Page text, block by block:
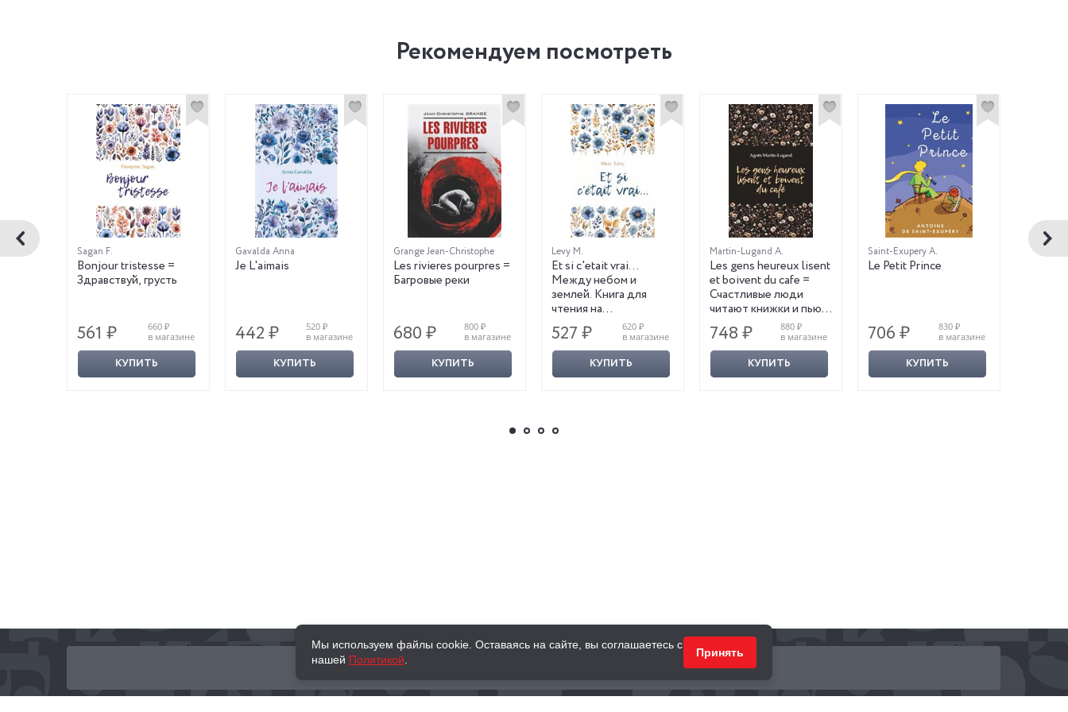
Рекомендуем посмотреть
Sagan F.
Bonjour tristesse =
Здравствуй, грусть
561 ₽
660 ₽
в магазине
КУПИТЬ
Gavalda Anna
Je L'aimais
442 ₽
520 ₽
в магазине
КУПИТЬ
Grange Jean-Christophe
Les rivieres pourpres =
Багровые реки
680 ₽
800 ₽
в магазине
КУПИТЬ
Levy M.
Et si c'etait vrai…
Между небом и
землей. Книга для
чтения на
французском языке
527 ₽
620 ₽
в магазине
КУПИТЬ
Martin-Lugand A.
Les gens heureux lisent
et boivent du cafe =
Счастливые люди
читают книжки и пьют
кофе
748 ₽
880 ₽
в магазине
КУПИТЬ
Saint-Exupery A.
Le Petit Prince
706 ₽
830 ₽
в магазине
КУПИТЬ
Леру Г.
КНИГИ ПОДАРКИ
Мы используем файлы cookie. Оставаясь на сайте, вы соглашаетесь с
нашей Политикой
Принять